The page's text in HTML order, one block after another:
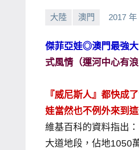
班
外
景
持、
吳
哥
大陸 澳門 2017 年
傑菲亞娃◎澳門最強大
式風情（運河中心有
『威尼斯人』都快成
娃當然也不例外來到
維基百科的資料指出
大道地段，佔地1050